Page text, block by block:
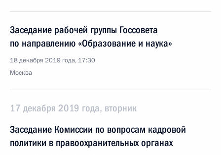
Заседание рабочей группы Госсовета
по направлению «Образование и наука»
18 декабря 2019 года, 17:30
Москва
17 декабря 2019 года, вторник
Заседание Комиссии по вопросам кадровой
политики в правоохранительных органах